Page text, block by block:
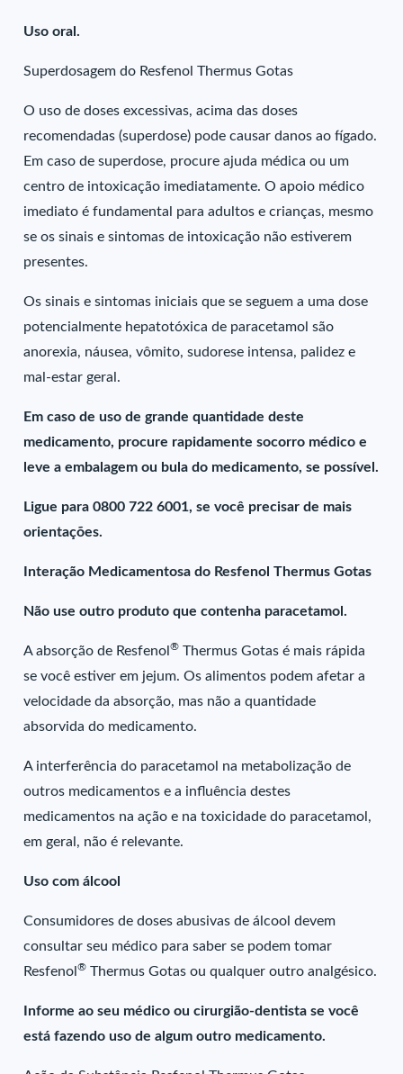
Uso oral.
Superdosagem do Resfenol Thermus Gotas
O uso de doses excessivas, acima das doses
recomendadas (superdose) pode causar danos ao fígado.
Em caso de superdose, procure ajuda médica ou um
centro de intoxicação imediatamente. O apoio médico
imediato é fundamental para adultos e crianças, mesmo
se os sinais e sintomas de intoxicação não estiverem
presentes.
Os sinais e sintomas iniciais que se seguem a uma dose
potencialmente hepatotóxica de paracetamol são
anorexia, náusea, vômito, sudorese intensa, palidez e
mal-estar geral.
Em caso de uso de grande quantidade deste
medicamento, procure rapidamente socorro médico e
leve a embalagem ou bula do medicamento, se possível.
Ligue para 0800 722 6001, se você precisar de mais
orientações.
Interação Medicamentosa do Resfenol Thermus Gotas
Não use outro produto que contenha paracetamol.
A absorção de Resfenol® Thermus Gotas é mais rápida
se você estiver em jejum. Os alimentos podem afetar a
velocidade da absorção, mas não a quantidade
absorvida do medicamento.
A interferência do paracetamol na metabolização de
outros medicamentos e a influência destes
medicamentos na ação e na toxicidade do paracetamol,
em geral, não é relevante.
Uso com álcool
Consumidores de doses abusivas de álcool devem
consultar seu médico para saber se podem tomar
Resfenol® Thermus Gotas ou qualquer outro analgésico.
Informe ao seu médico ou cirurgião-dentista se você
está fazendo uso de algum outro medicamento.